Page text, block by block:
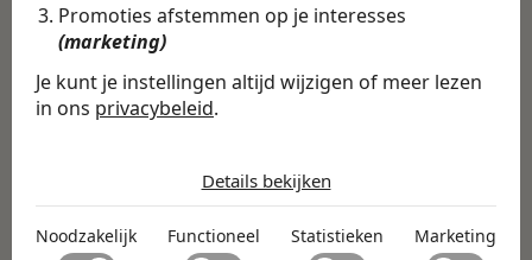
Promoties afstemmen op je interesses
(marketing)
Je kunt je instellingen altijd wijzigen of meer lezen
in ons privacybeleid.
Noodzakelijk
Noodzakelijke cookies helpen een website bruikbaar te
Details bekijken
Noodzakelijk Functioneel Statistieken Marketing
Vind de volledige
vacature in de
Swipe4Work app
niet alleen deze vacature, maar
honderden andere vacatures